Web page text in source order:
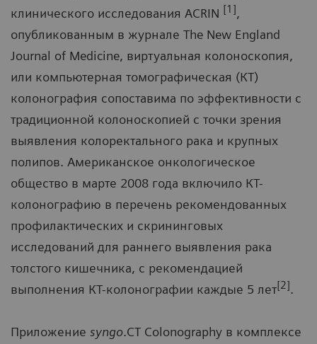
клинического исследования ACRIN [1],
опубликованным в журнале The New England
Journal of Medicine, виртуальная колоноскопия,
или компьютерная томографическая (КТ)
колонография сопоставима по эффективности с
традиционной колоноскопией с точки зрения
выявления колоректального рака и крупных
полипов. Американское онкологическое
общество в марте 2008 года включило КТ-
колонографию в перечень рекомендованных
профилактических и скрининговых
исследований для раннего выявления рака
толстого кишечника, с рекомендацией
выполнения КТ-колонографии каждые 5 лет[2].
Приложение syngo.CT Colonography в комплексе